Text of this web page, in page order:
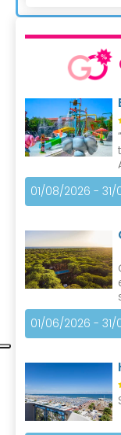
01/08/2026 -
01/06/2026 -